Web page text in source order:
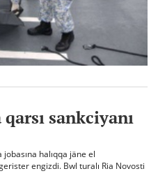
sankciyanı
halıqqa jäne el
engizdi. Bwl turalı Ria Novosti